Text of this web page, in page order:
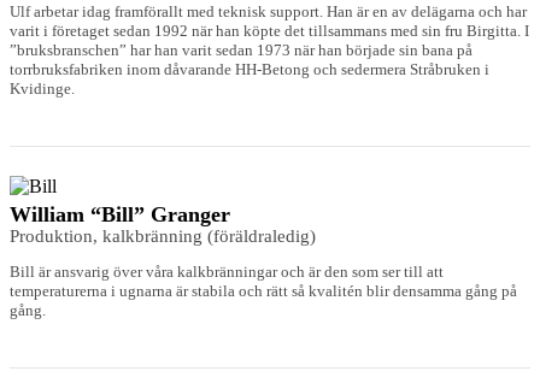
Ulf arbetar idag framförallt med teknisk support. Han är en av delägarna och har
varit i företaget sedan 1992 när han köpte det tillsammans med sin fru Birgitta. I
”bruksbranschen” har han varit sedan 1973 när han började sin bana på
torrbruksfabriken inom dåvarande HH-Betong och sedermera Stråbruken i
Kvidinge.
William “Bill” Granger
Produktion, kalkbränning (föräldraledig)
Bill är ansvarig över våra kalkbränningar och är den som ser till att
temperaturerna i ugnarna är stabila och rätt så kvalitén blir densamma gång på
gång.